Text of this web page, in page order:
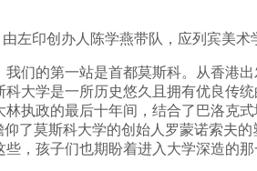
左印创办人陈学燕带队，应列宾美
们的第一站是首都莫斯科。从香港
大学是一所历史悠久且拥有优良传
执政的最后十年间，结合了巴洛克
了莫斯科大学的创始人罗蒙诺索夫
，孩子们也期盼着进入大学深造的那